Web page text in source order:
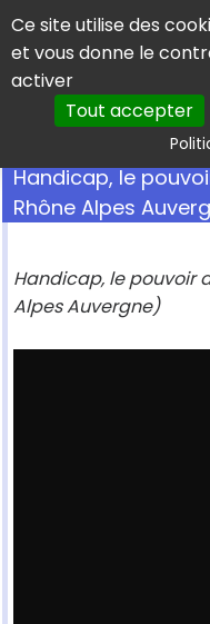
Panneau de gestion des
Ce site utilise des
et vous donne le
activer
Tout accepter
Handicap, le
Rhône Alpes
Handicap, le pouvoir
Alpes Auvergne)